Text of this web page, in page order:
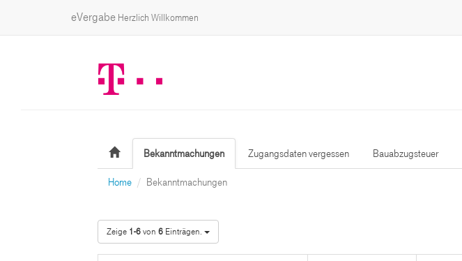
eVergabe Herzlich Willkommen
Bekanntmachungen Zugangsdaten vergessen Bauabzugsteuer
Home Bekanntmachungen
Zeige 1-6von 6Einträgen.